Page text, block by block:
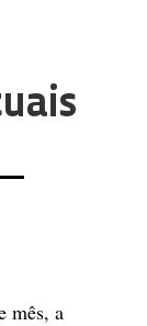
mês, a